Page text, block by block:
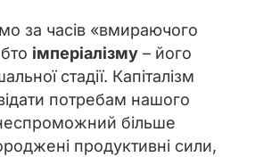
за часів «вмираючого
імперіалізму – його
стадії. Капіталізм
потребам нашого
більше
продуктивні сили,